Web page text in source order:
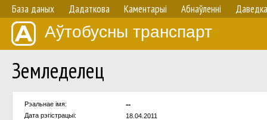
База даных Дадаткова Каментарыі Абнаўленнi Даведка
Аўтобусны транспарт
Земледелец
Рэальнае імя: --
Дата рэгістрацыі:
18.04.2011